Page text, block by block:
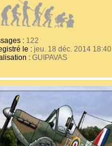
:122
le :jeu. 18 déc. 2014 18:40
:GUIPAVAS